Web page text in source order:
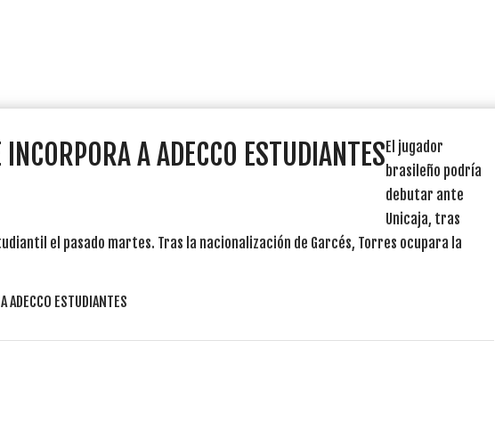
A ADECCO ESTUDIANTESEl jugador
brasileño podría
debutar ante
Unicaja, tras
el pasado martes. Tras la nacionalización de Garcés, Torres ocupara la